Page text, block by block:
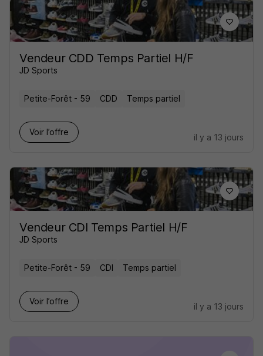
Vendeur CDD Temps Partiel H/F
JD Sports
Petite-Forêt - 59 CDD Temps partiel
Voir l’offre
il y a 13 jours
Vendeur CDI Temps Partiel H/F
JD Sports
Petite-Forêt - 59 CDI Temps partiel
Voir l’offre
il y a 13 jours